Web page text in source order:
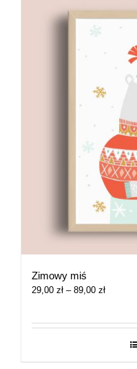
Zimowy miś
29,00 zł – 89,00 złZakres
29,00 zł